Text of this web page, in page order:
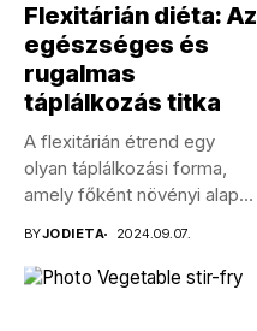
Flexitárián diéta: Az
egészséges és
rugalmas
táplálkozás titka
A flexitárián étrend egy
olyan táplálkozási forma,
amely főként növényi alapú
BYJODIETA 2024.09.07.